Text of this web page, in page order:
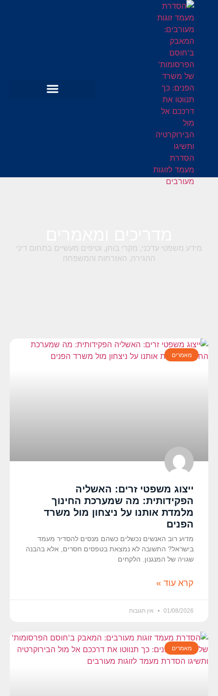
מידע משפטי עדכני, מקרי בוחן, וטיפים מעשיים בתחום דיני
ההגירה, האזרחות והמשפחה
מאמרים
ייצוג משפטי זרים: האשליה
הפקידותית: מה שמערכת החינוך
מלמדת אותנו על ניצחון מול משרד
הפנים
מדוע רוב האנשים נכשלים כשהם מנסים להסדיר מעמד
בישראל? התשובה לא נמצאת בטפסים חסרים, אלא בהבנה
שגויה של המנגנון. הלקחים
קרא עוד »
01/08/2026 אין תגובות
מאמרים